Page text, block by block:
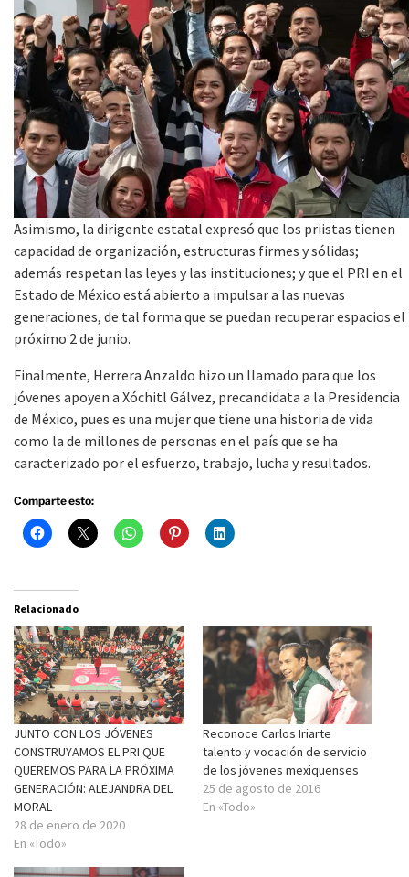
Asimismo, la dirigente estatal expresó que los priistas tienen
capacidad de organización, estructuras firmes y sólidas;
además respetan las leyes y las instituciones; y que el PRI en el
Estado de México está abierto a impulsar a las nuevas
generaciones, de tal forma que se puedan recuperar espacios el
próximo 2 de junio.
Finalmente, Herrera Anzaldo hizo un llamado para que los
jóvenes apoyen a Xóchitl Gálvez, precandidata a la Presidencia
de México, pues es una mujer que tiene una historia de vida
como la de millones de personas en el país que se ha
caracterizado por el esfuerzo, trabajo, lucha y resultados.
Comparte esto:
Relacionado
JUNTO CON LOS JÓVENES
CONSTRUYAMOS EL PRI QUE
QUEREMOS PARA LA PRÓXIMA
GENERACIÓN: ALEJANDRA DEL
MORAL
28 de enero de 2020
En «Todo»
Reconoce Carlos Iriarte
talento y vocación de servicio
de los jóvenes mexiquenses
25 de agosto de 2016
En «Todo»